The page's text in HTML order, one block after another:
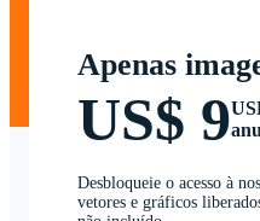
Apenas
US$ 9
Desbloqueie o acesso à
vetores e gráficos